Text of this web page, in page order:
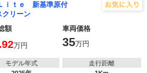
ｉｔｅ 新基準原付
リーン
額
車両価格
.92万円 35万円
モデル年式
走行距離